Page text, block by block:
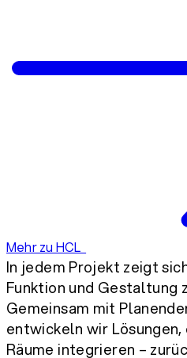
Mehr zu HCL
In jedem Projekt zeigt
Funktion und Gestaltung
Gemeinsam mit
entwickeln wir Lösungen,
Räume integrieren –